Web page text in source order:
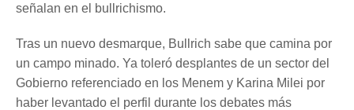
señalan en el bullrichismo.
Tras un nuevo desmarque, Bullrich sabe que camina por
un campo minado. Ya toleró desplantes de un sector del
Gobierno referenciado en los Menem y Karina Milei por
haber levantado el perfil durante los debates más